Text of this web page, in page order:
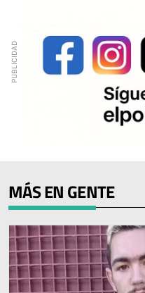
MÁS EN GENTE